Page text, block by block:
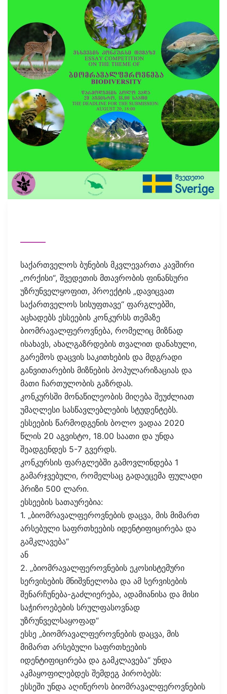
საქართველოს ბუნების მკვლევართა კავშირი
„ორქისი“, შვედეთის მთავრობის ფინანსური
უზრუნველყოფით, პროექტის „დავიცვათ
საქართველოს სისუფთავე“ ფარგლებში,
აცხადებს ესსეების კონკურსს თემაზე
ბიომრავალფეროვნება, რომელიც მიზნად
ისახავს, ახალგაზრდების თვალით დანახული,
გარემოს დაცვის საკითხების და მდგრადი
განვითარების მიზნების პოპულარიზაციას და
მათი ჩართულობის გაზრდას.
კონკურსში მონაწილეობის მიღება შეუძლიათ
უმაღლესი სასწავლებლების სტუდენტებს.
ესსეების წარმოდგენის ბოლო ვადაა 2020
წლის 20 აგვისტო, 18.00 საათი და უნდა
შეადგენდეს 5-7 გვერდს.
კონკურსის ფარგლებში გამოვლინდება 1
გამარჯვებული, რომელსაც გადაეცემა ფულადი
პრიზი 500 ლარი.
ესსეების სათაურებია:
1. „ბიომრავალფეროვნების დაცვა, მის მიმართ
არსებული საფრთხეების იდენტიფიცირება და
გამკლავება“
ან
2. „ბიომრავალფეროვნების ეკოსისტემური
სერვისების მნიშვნელობა და ამ სერვისების
შენარჩუნება-გაძლიერება, ადამიანისა და მისი
საჭიროებების სრულფასოვნად
უზრუნველსაყოფად“
ესსე „ბიომრავალფეროვნების დაცვა, მის
მიმართ არსებული საფრთხეების
იდენტიფიცირება და გამკლავება“ უნდა
აკმაყოფილებდეს შემდეგ პირობებს:
ესსეში უნდა აღიწეროს ბიომრავალფეროვნების